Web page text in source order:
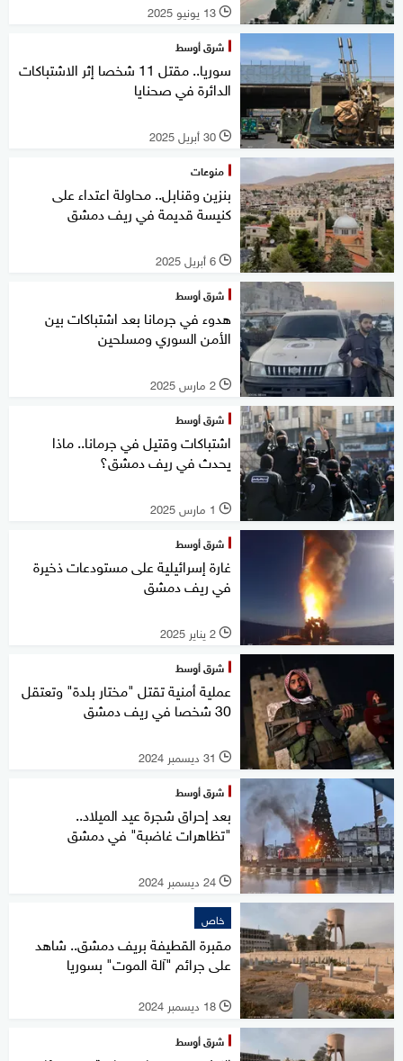
l 13 يونيو 2025
شرق أوسط
سوريا.. مقتل 11 شخصا إثر الاشتباكات
الدائرة في صحنايا
l 30 أبريل 2025
منوعات
بنزين وقنابل.. محاولة اعتداء على
كنيسة قديمة في ريف دمشق
l 6 أبريل 2025
شرق أوسط
هدوء في جرمانا بعد اشتباكات بين
الأمن السوري ومسلحين
l 2 مارس 2025
شرق أوسط
اشتباكات وقتيل في جرمانا.. ماذا
يحدث في ريف دمشق؟
l 1 مارس 2025
شرق أوسط
غارة إسرائيلية على مستودعات ذخيرة
في ريف دمشق
l 2 يناير 2025
شرق أوسط
عملية أمنية تقتل "مختار بلدة" وتعتقل
30 شخصا في ريف دمشق
l 31 ديسمبر 2024
شرق أوسط
بعد إحراق شجرة عيد الميلاد..
"تظاهرات غاضبة" في دمشق
l 24 ديسمبر 2024
خاص
مقبرة القطيفة بريف دمشق.. شاهد
على جرائم "آلة الموت" بسوريا
l 18 ديسمبر 2024
شرق أوسط